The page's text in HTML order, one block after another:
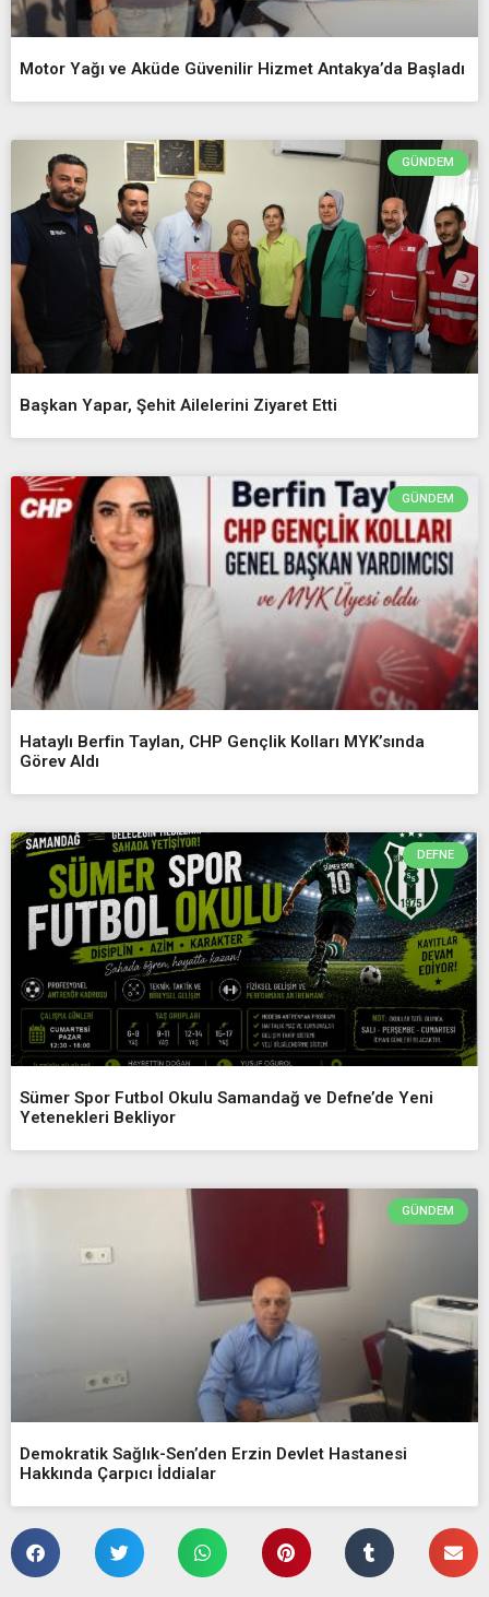
Motor Yağı ve Aküde Güvenilir Hizmet Antakya’da Başladı
GÜNDEM
Başkan Yapar, Şehit Ailelerini Ziyaret Etti
GÜNDEM
Hataylı Berfin Taylan, CHP Gençlik Kolları MYK’sında
Görev Aldı
DEFNE
Sümer Spor Futbol Okulu Samandağ ve Defne’de Yeni
Yetenekleri Bekliyor
GÜNDEM
Demokratik Sağlık-Sen’den Erzin Devlet Hastanesi
Hakkında Çarpıcı İddialar